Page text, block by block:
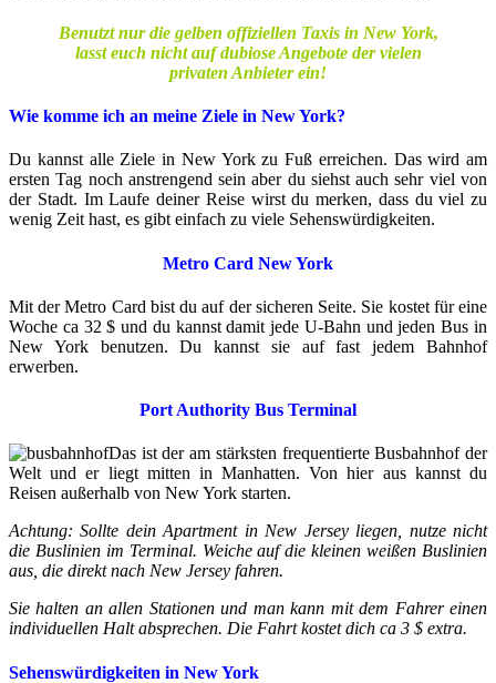
Benutzt nur die gelben offiziellen Taxis in New York,
lasst euch nicht auf dubiose Angebote der vielen
privaten Anbieter ein!
Wie komme ich an meine Ziele in New York?
Du kannst alle Ziele in New York zu Fuß erreichen. Das wird am
ersten Tag noch anstrengend sein aber du siehst auch sehr viel von
der Stadt. Im Laufe deiner Reise wirst du merken, dass du viel zu
wenig Zeit hast, es gibt einfach zu viele Sehenswürdigkeiten.
Metro Card New York
Mit der Metro Card bist du auf der sicheren Seite. Sie kostet für eine
Woche ca 32 $ und du kannst damit jede U-Bahn und jeden Bus in
New York benutzen. Du kannst sie auf fast jedem Bahnhof
erwerben.
Port Authority Bus Terminal
Das ist der am stärksten frequentierte Busbahnhof der
Welt und er liegt mitten in Manhatten. Von hier aus kannst du
Reisen außerhalb von New York starten.
Achtung: Sollte dein Apartment in New Jersey liegen, nutze nicht
die Buslinien im Terminal. Weiche auf die kleinen weißen Buslinien
aus, die direkt nach New Jersey fahren.
Sie halten an allen Stationen und man kann mit dem Fahrer einen
individuellen Halt absprechen. Die Fahrt kostet dich ca 3 $ extra.
Sehenswürdigkeiten in New York